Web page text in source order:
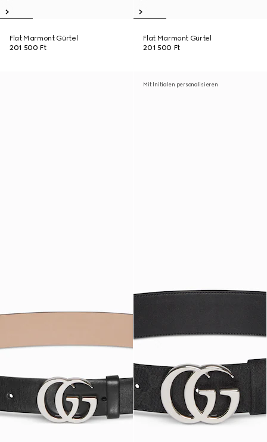
Flat Marmont Gürtel
201 500 Ft
Flat Marmont Gürtel
201 500 Ft
Mit Initialen personalisieren